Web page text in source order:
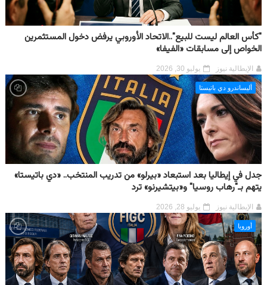
"كأس العالم ليست للبيع"..الاتحاد الأوروبي يرفض دخول المستثمرين
الخواص إلى مسابقات «الفيفا»
الإيطالية نيوز يوليو 30, 2026
أليساندرو دي باتيستا
جدل في إيطاليا بعد استبعاد «بيرلو» من تدريب المنتخب.. «دي باتيستا»
يتهم بـ"رهاب روسيا" و«بيتشيرنو» ترد
الإيطالية نيوز يوليو 28, 2026
أوروبا